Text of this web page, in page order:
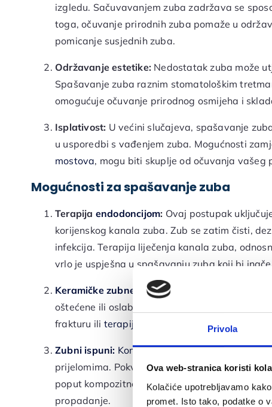
Privola
Ova web-stranica koristi
Kolačiće upotrebljavamo
promet. Isto tako, podatke o
izgledu. Sačuvavanjem zuba zadržava se
toga, očuvanje prirodnih zuba pomaže u
pomicanje susjednih zuba.
Održavanje estetike:Nedostatak zuba može
Spašavanje zuba raznim stomatološkim
omogućuje očuvanje prirodnog osmijeha i
Isplativost: U većini slučajeva, spašavanje
u usporedbi s vađenjem zuba. Mogućnosti
mostova, mogu biti skuplje od očuvanja vašeg
Mogućnosti za spašavanje zuba
Terapija endodoncijom: Ovaj postupak
korijenskog kanala zuba. Zub se zatim čisti,
infekcija. Terapija liječenja kanala zuba,
vrlo je uspješna u spašavanju zuba koji bi
Keramičke zubne krunice
oštećene ili oslabljene zube. Vraćaju snagu,
frakturu ili terapiju endodoncijom
Zubni ispuni: Kompozitni zubni spunise koriste
prijelomima. Pokvareni dio zuba se uklanja, a
poput kompozitne smole.Zubni ispunivraćaju
propadanje.